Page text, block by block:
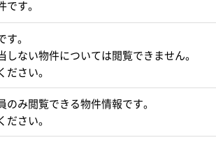
す。
。
ない物件については閲覧できません。
さい。
み閲覧できる物件情報です。
さい。